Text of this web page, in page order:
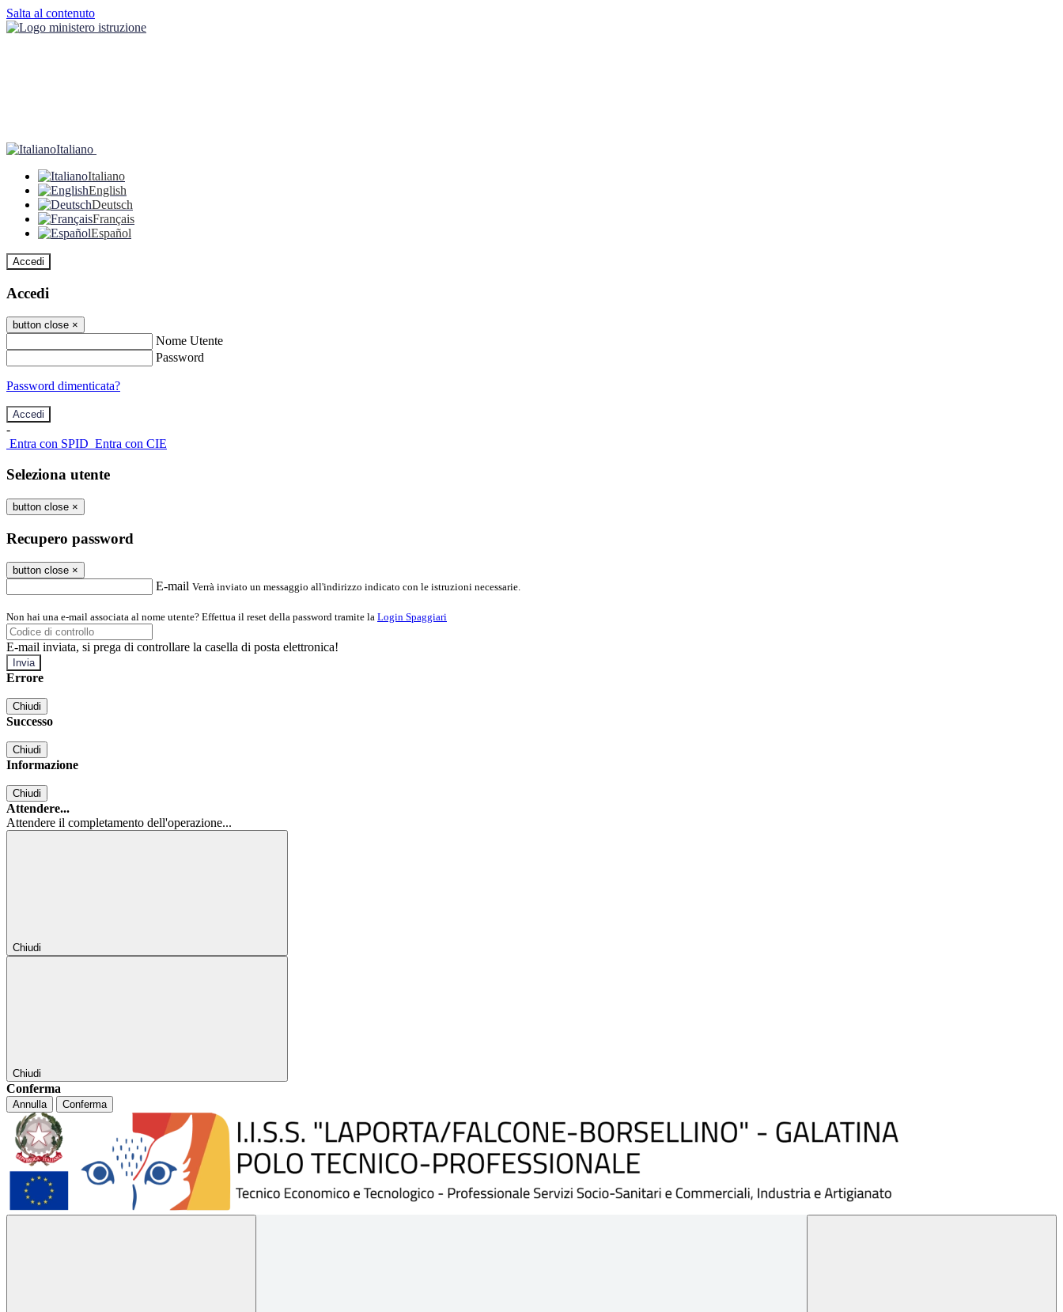
Salta al contenuto
Italiano
Italiano
English
Deutsch
Français
Español
Accedi
Accedi
button close ×
Nome Utente
Password
Password dimenticata?
-
Entra con SPID Entra con CIE
Seleziona utente
button close ×
Recupero password
button close ×
E-mail Verrà inviato un messaggio all'indirizzo indicato con le istruzioni necessarie.
Non hai una e-mail associata al nome utente? Effettua il reset della password tramite la Login Spaggiari
E-mail inviata, si prega di controllare la casella di posta elettronica!
Errore
Chiudi
Successo
Chiudi
Informazione
Chiudi
Attendere...
Attendere il completamento dell'operazione...
Chiudi
Chiudi
Conferma
Annulla Conferma